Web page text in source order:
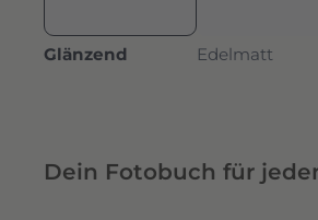
Glänzend Edelmatt
Dein Fotobuch für